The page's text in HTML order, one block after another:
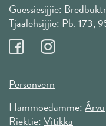
Guessiesijjie:
Tjaalehsijjie: Pb. 173,
Personvern
Hammoedamme:Árvu
Riektie:Vitikka